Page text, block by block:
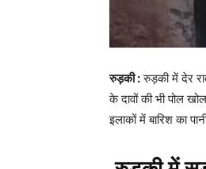
रुड़की :रुड़की में देर
के दावों की भी पोल
इलाकों में बारिश का